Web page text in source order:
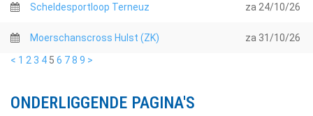
Scheldesportloop Terneuz za 24/10/26
Moerschanscross Hulst (ZK) za 31/10/26
< 1 2 3 4 5 6 78 9 >
ONDERLIGGENDE PAGINA'S